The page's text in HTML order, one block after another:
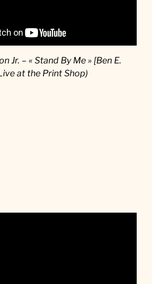
Jr. – « Stand By Me » [Ben E.
at the Print Shop)